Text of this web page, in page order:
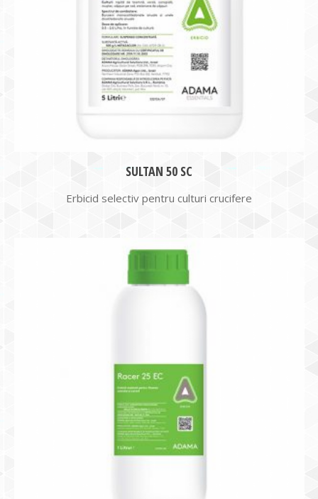
SULTAN 50 SC
Erbicid selectiv pentru culturi crucifere